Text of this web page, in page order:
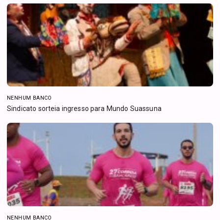
NENHUM BANCO
Sindicato sorteia ingresso para Mundo Suassuna
NENHUM BANCO